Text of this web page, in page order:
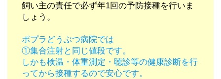
飼い主の責任で必ず年1回の予防接種を行いま
しょう。
ポプラどうぶつ病院では
①集合注射と同じ値段です。
しかも検温・体重測定・聴診等の健康診断を行
ってから接種するので安心です。